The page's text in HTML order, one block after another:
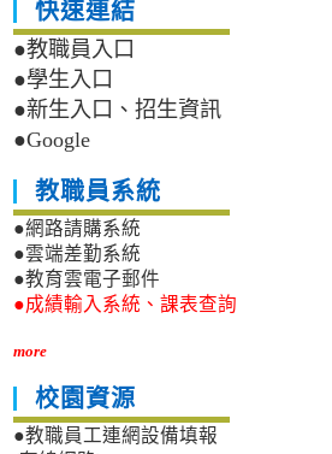
快速連結
●教職員入口
●學生入口
●新生入口、招生資訊
●Google
教職員系統
●網路請購系統
●雲端差勤系統
●教育雲電子郵件
●成績輸入系統、課表查詢
more
校園資源
●教職員工連網設備填報